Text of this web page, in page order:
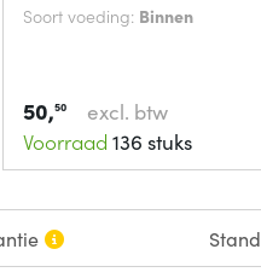
Soort voeding: Binnen
50,50
excl. btw
Voorraad 136 stuks